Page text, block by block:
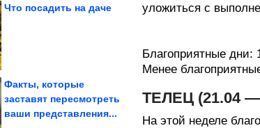
Ключевой фактор.
Что посадить на даче
Факты, которые
заставят пересмотреть
ваши представления...
уложиться с
Благоприятные дни:
Менее
ТЕЛЕЦ (21.04 —
На этой неделе